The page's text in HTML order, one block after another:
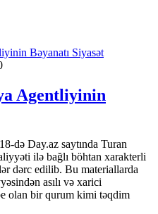
Siyasət
Agentliyinin
də Day.az saytında Turan
ilə bağlı böhtan xarakterli
dərc edilib. Bu materiallarda
asılı və xarici
olan bir qurum kimi təqdim